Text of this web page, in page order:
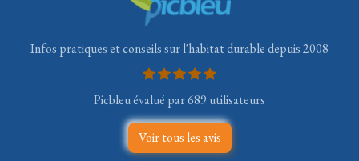
Infos pratiques et conseils sur l'habitat durable depuis 2008
Picbleu évalué par 689 utilisateurs
Voir tous les avis